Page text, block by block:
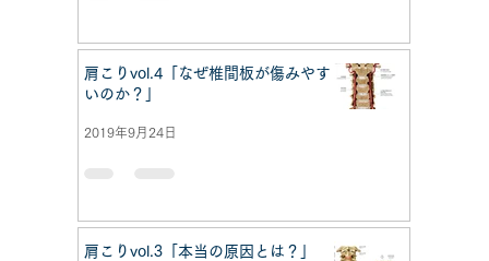
肩こりvol.4「なぜ椎間板が傷みやす
いのか？」
2019年9月24日
肩こりvol.3「本当の原因とは？」